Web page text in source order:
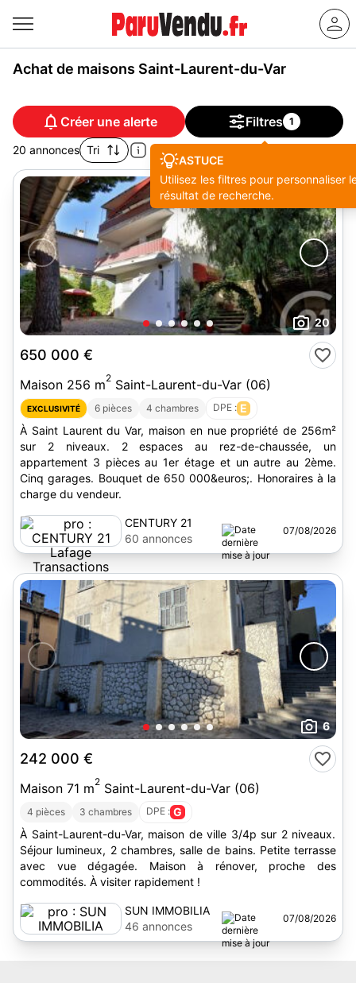
Achat de maisons Saint-Laurent-du-Var
Créer une alerte Filtres 1
ASTUCE
Utilisez les filtres pour personnaliser
résultat de recherche.
20 annonces Tri
20
650 000 €
Maison 256 m2 Saint-Laurent-du-Var (06)
EXCLUSIVITÉ 6 pièces 4 chambres DPE : E
À Saint Laurent du Var, maison en nue propriété de 256m²
sur 2 niveaux. 2 espaces au rez-de-chaussée, un
appartement 3 pièces au 1er étage et un autre au 2ème.
Cinq garages. Bouquet de 650 000&euros;. Honoraires à la
charge du vendeur.
CENTURY 21
Lafage
Transactions
60 annonces
07/08/2026
6
242 000 €
Maison 71 m2 Saint-Laurent-du-Var (06)
4 pièces 3 chambres DPE : G
À Saint-Laurent-du-Var, maison de ville 3/4p sur 2 niveaux.
Séjour lumineux, 2 chambres, salle de bains. Petite terrasse
avec vue dégagée. Maison à rénover, proche des
commodités. À visiter rapidement !
SUN IMMOBILIA
46 annonces
07/08/2026